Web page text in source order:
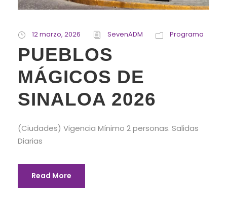
12 marzo, 2026 SevenADM Programa
PUEBLOS
MÁGICOS DE
SINALOA 2026
(Ciudades) Vigencia Mínimo 2 personas. Salidas
Diarias
Read More